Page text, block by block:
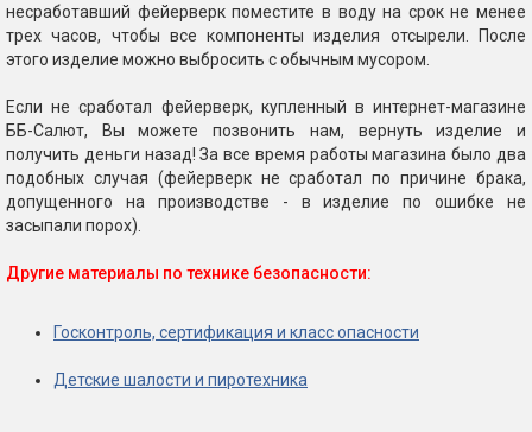
несработавший фейерверк поместите в воду на срок не менее
трех часов, чтобы все компоненты изделия отсырели. После
этого изделие можно выбросить с обычным мусором.
Если не сработал фейерверк, купленный в интернет-магазине
ББ-Салют, Вы можете позвонить нам, вернуть изделие и
получить деньги назад! За все время работы магазина было два
подобных случая (фейерверк не сработал по причине брака,
допущенного на производстве - в изделие по ошибке не
засыпали порох).
Другие материалы по технике безопасности:
Госконтроль, сертификация и класс опасности
Детские шалости и пиротехника